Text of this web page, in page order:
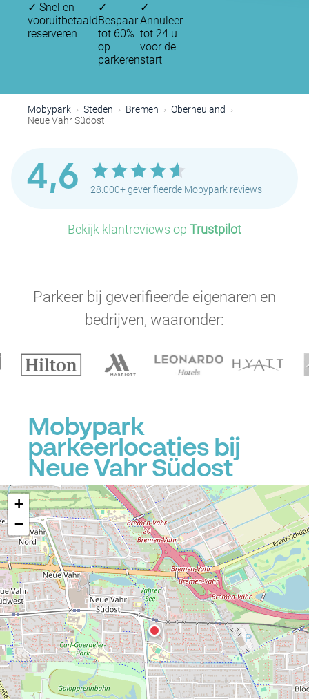
✓ Snel en
vooruitbetaald
reserveren
✓
Bespaar
tot 60%
op
parkeren
✓
Annuleer
tot 24 u
voor de
start
Mobypark Steden Bremen
Oberneuland
Neue Vahr Südost
4,6 28.000+ geverifieerde Mobypark reviews
Bekijk klantreviews op Trustpilot
Parkeer bij geverifieerde eigenaren en
bedrijven, waaronder:
Mobypark
parkeerlocaties bij
Neue Vahr Südost
+
−